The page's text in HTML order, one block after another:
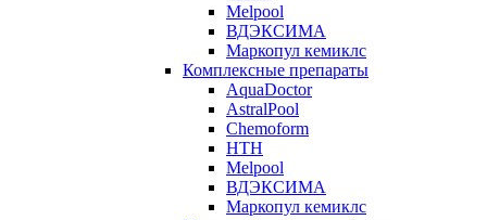
Melpool
ВДЭКСИМА
Маркопул кемиклс
Комплексные препараты
AquaDoctor
AstralPool
Chemoform
HTH
Melpool
ВДЭКСИМА
Маркопул кемиклс